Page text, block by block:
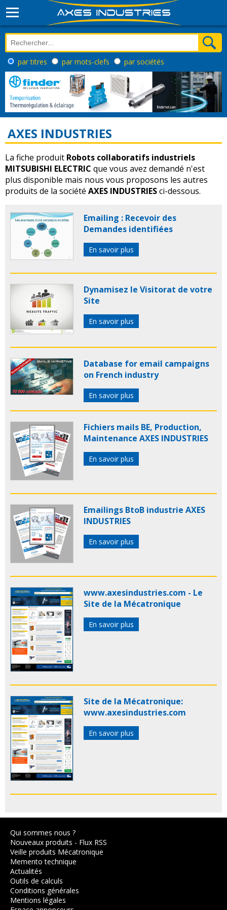
par titres par mots-clefs par sociétés
AXES INDUSTRIES
La fiche produit Robots collaboratifs industriels
MITSUBISHI ELECTRIC que vous avez demandé n'est
plus disponible mais nous vous proposons les autres
produits de la société AXES INDUSTRIESci-dessous.
Emailing : Recevoir des
Demandes identifiées
En savoir plus
Dynamisez le Visitorat de votre
Site
En savoir plus
Database for email campaigns
on French industry
En savoir plus
Fichiers mails BE, Production,
Maintenance AXES INDUSTRIES
En savoir plus
Emailings BtoB industrie AXES
INDUSTRIES
En savoir plus
www.axesindustries.com - Le
Site de la Mécatronique
En savoir plus
Site de la Mécatronique:
www.axesindustries.com
En savoir plus
Qui sommes nous ?
Nouveaux produits - Flux RSS
Veille produits Mécatronique
Memento technique
Actualités
Outils de calculs
Conditions générales
Mentions légales